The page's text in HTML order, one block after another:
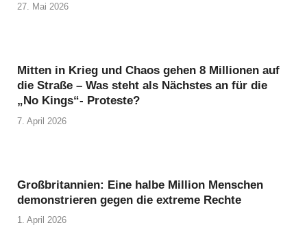
27. Mai 2026
Mitten in Krieg und Chaos gehen 8 Millionen auf
die Straße – Was steht als Nächstes an für die
„No Kings“- Proteste?
7. April 2026
Großbritannien: Eine halbe Million Menschen
demonstrieren gegen die extreme Rechte
1. April 2026